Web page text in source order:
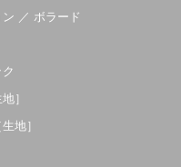
／ ボラード
］
地］